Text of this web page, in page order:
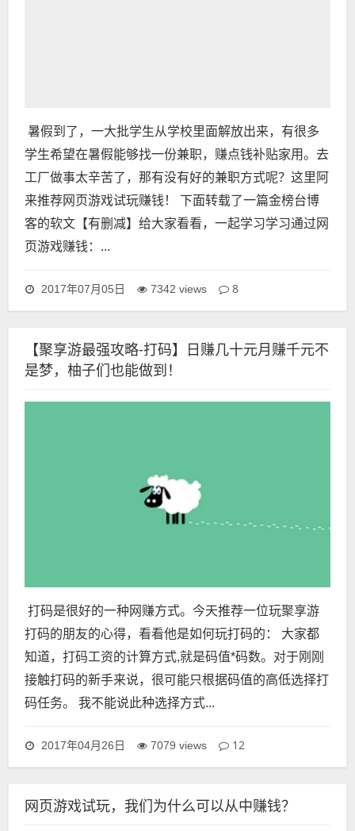
暑假到了，一大批学生从学校里面解放出来，有很多
学生希望在暑假能够找一份兼职，赚点钱补贴家用。去
工厂做事太辛苦了，那有没有好的兼职方式呢？这里阿
来推荐网页游戏试玩赚钱！ 下面转载了一篇金榜台博
客的软文【有删减】给大家看看，一起学习学习通过网
页游戏赚钱：...
2017年07月05日 7342 views 8
【聚享游最强攻略-打码】日赚几十元月赚千元不
是梦，柚子们也能做到！
打码是很好的一种网赚方式。今天推荐一位玩聚享游
打码的朋友的心得，看看他是如何玩打码的： 大家都
知道，打码工资的计算方式,就是码值*码数。对于刚刚
接触打码的新手来说，很可能只根据码值的高低选择打
码任务。 我不能说此种选择方式...
2017年04月26日 7079 views 12
网页游戏试玩，我们为什么可以从中赚钱？